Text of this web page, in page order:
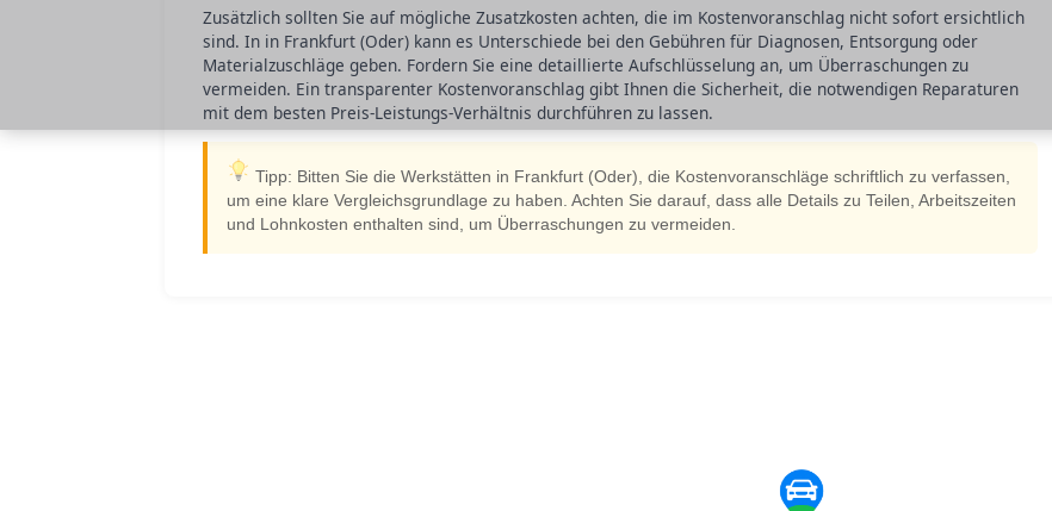
Zusätzlich sollten Sie auf mögliche Zusatzkosten achten, die im Kostenvoranschlag nicht sofort ersichtlich
sind. In in Frankfurt (Oder) kann es Unterschiede bei den Gebühren für Diagnosen, Entsorgung oder
Materialzuschläge geben. Fordern Sie eine detaillierte Aufschlüsselung an, um Überraschungen zu
vermeiden. Ein transparenter Kostenvoranschlag gibt Ihnen die Sicherheit, die notwendigen Reparaturen
mit dem besten Preis-Leistungs-Verhältnis durchführen zu lassen.
Tipp: Bitten Sie die Werkstätten in Frankfurt (Oder), die Kostenvoranschläge schriftlich zu verfassen,
um eine klare Vergleichsgrundlage zu haben. Achten Sie darauf, dass alle Details zu Teilen, Arbeitszeiten
und Lohnkosten enthalten sind, um Überraschungen zu vermeiden.